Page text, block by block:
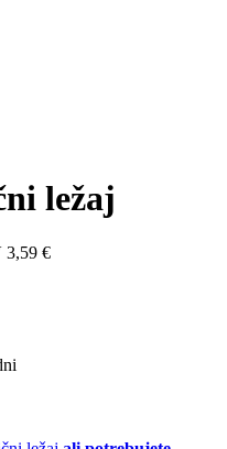
ležaj
3,59 €